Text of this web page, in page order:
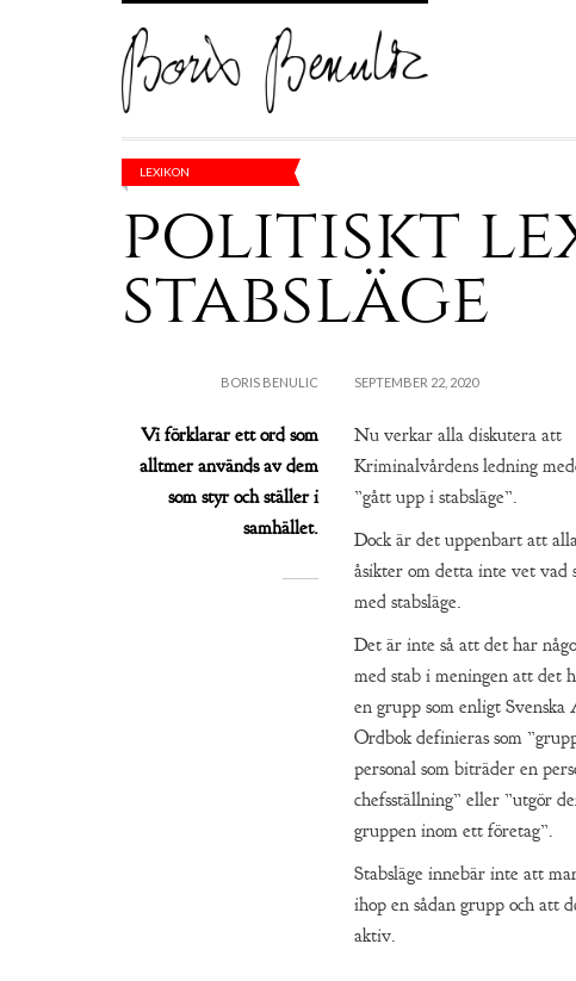
LEXIKON
politiskt
stabsläge
BORIS BENULIC
Vi förklarar ett ord som
alltmer används av dem
som styr och ställer i
samhället.
SEPTEMBER 22, 2020
Nu verkar alla diskutera att
Kriminalvårdens ledning
”gått upp i stabsläge”.
Dock är det uppenbart att
åsikter om detta inte vet vad
med stabsläge.
Det är inte så att det har
med stab i meningen att det
en grupp som enligt Svenska
Ordbok definieras som
personal som biträder en
chefsställning” eller ”utgör
gruppen inom ett företag”.
Stabsläge innebär inte att
ihop en sådan grupp och att
aktiv.